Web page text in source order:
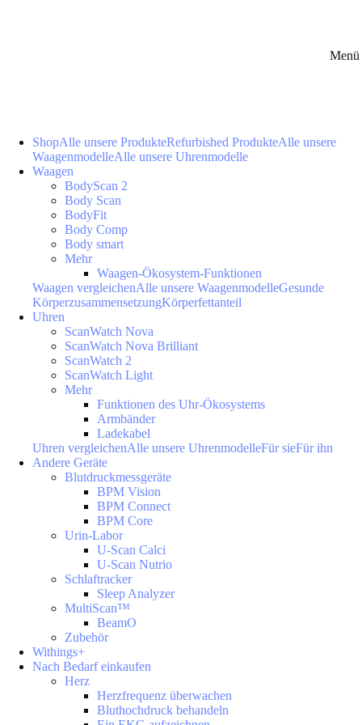
Menü
ShopAlle unsere ProdukteRefurbished ProdukteAlle unsere
WaagenmodelleAlle unsere Uhrenmodelle
Waagen
BodyScan 2
Body Scan
BodyFit
Body Comp
Body smart
Mehr
Waagen-Ökosystem-Funktionen
Waagen vergleichenAlle unsere WaagenmodelleGesunde
KörperzusammensetzungKörperfettanteil
Uhren
ScanWatch Nova
ScanWatch Nova Brilliant
ScanWatch 2
ScanWatch Light
Mehr
Funktionen des Uhr-Ökosystems
Armbänder
Ladekabel
Uhren vergleichenAlle unsere UhrenmodelleFür sieFür ihn
Andere Geräte
Blutdruckmessgeräte
BPM Vision
BPM Connect
BPM Core
Urin-Labor
U-Scan Calci
U-Scan Nutrio
Schlaftracker
Sleep Analyzer
MultiScan™
BeamO
Zubehör
Withings+
Nach Bedarf einkaufen
Herz
Herzfrequenz überwachen
Bluthochdruck behandeln